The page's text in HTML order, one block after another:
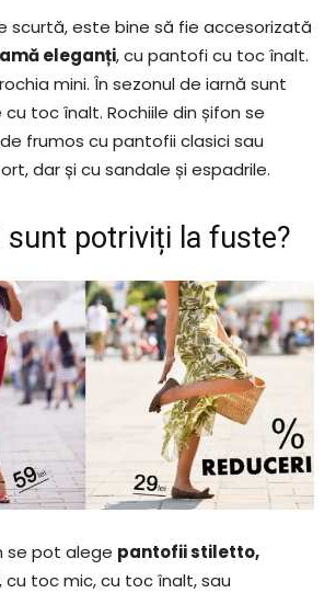
scurtă, este bine să fie accesorizată
eleganți, cu pantofi cu toc înalt.
mini. În sezonul de iarnă sunt
toc înalt. Rochiile din șifon se
frumos cu pantofii clasici sau
dar și cu sandale și espadrile.
sunt potriviți la fuste?
se pot alege pantofii stiletto,
, cu toc mic, cu toc înalt, sau